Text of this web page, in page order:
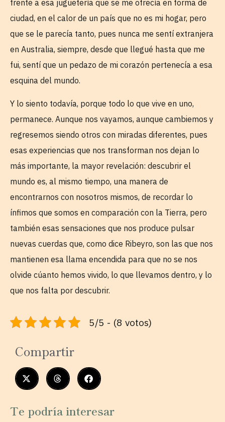
frente a esa juguetería que se me ofrecía en forma de
ciudad, en el calor de un país que no es mi hogar, pero
que se le parecía tanto, pues nunca me sentí extranjera
en Australia, siempre, desde que llegué hasta que me
fui, sentí que un pedazo de mi corazón pertenecía a esa
esquina del mundo.
Y lo siento todavía, porque todo lo que vive en uno,
permanece. Aunque nos vayamos, aunque cambiemos y
regresemos siendo otros con miradas diferentes, pues
esas experiencias que nos transforman nos dejan lo
más importante, la mayor revelación: descubrir el
mundo es, al mismo tiempo, una manera de
encontrarnos con nosotros mismos, de recordar lo
ínfimos que somos en comparación con la Tierra, pero
también esas sensaciones que nos produce pulsar
nuevas cuerdas que, como dice Ribeyro, son las que nos
mantienen esa llama encendida para que no se nos
olvide cúanto hemos vivido, lo que llevamos dentro, y lo
que nos falta por descubrir.
5/5 - (8 votos)
Compartir
Te podría interesar